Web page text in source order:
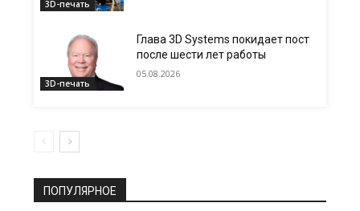
3D-печать
3D-печать
Глава 3D Systems покидает пост
после шести лет работы
05.08.2026
ПОПУЛЯРНОЕ